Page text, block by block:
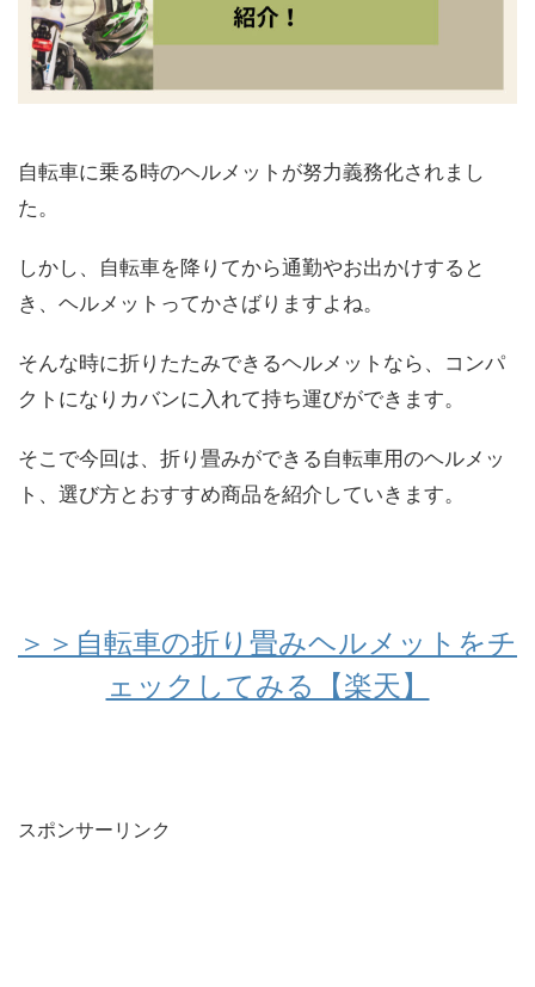
自転車に乗る時のヘルメットが努力義務化されまし
た。
しかし、自転車を降りてから通勤やお出かけすると
き、ヘルメットってかさばりますよね。
そんな時に折りたたみできるヘルメットなら、コンパ
クトになりカバンに入れて持ち運びができます。
そこで今回は、折り畳みができる自転車用のヘルメッ
ト、選び方とおすすめ商品を紹介していきます。
＞＞自転車の折り畳みヘルメットをチ
ェックしてみる【楽天】
スポンサーリンク